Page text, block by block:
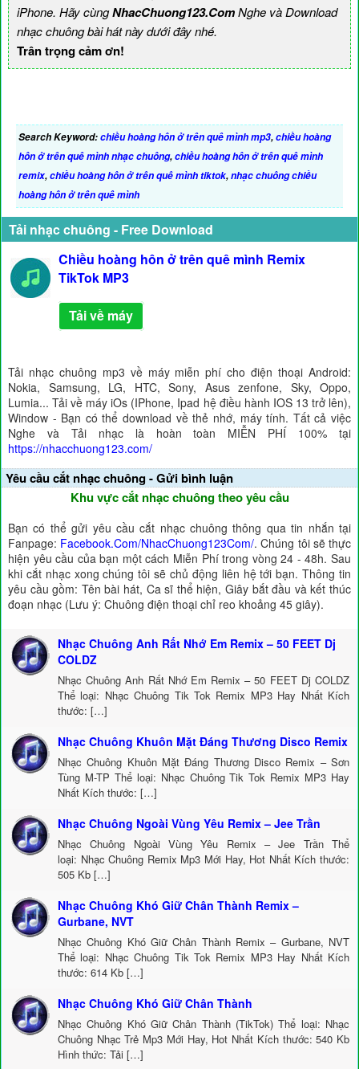
iPhone. Hãy cùngNhacChuong123.ComNghe và Download
nhạc chuông bài hát này dưới đây nhé.
Trân trọng cảm ơn!
Search Keyword:chiều hoàng hôn ở trên quê mình mp3,chiều hoàng
hôn ở trên quê mình nhạc chuông,chiều hoàng hôn ở trên quê mình
remix,chiều hoàng hôn ở trên quê mình tiktok,nhạc chuông chiều
hoàng hôn ở trên quê mình
Tải nhạc chuông - Free Download
Chiều hoàng hôn ở trên quê mình Remix
TikTok MP3
Tải về máy
Tải nhạc chuông mp3 về máy miễn phí cho điện thoại Android:
Nokia, Samsung, LG, HTC, Sony, Asus zenfone, Sky, Oppo,
Lumia... Tải về máy iOs (IPhone, Ipad hệ điều hành IOS 13 trở lên),
Window - Bạn có thể download về thẻ nhớ, máy tính. Tất cả việc
Nghe và Tải nhạc là hoàn toàn MIỄN PHÍ 100% tại
https://nhacchuong123.com/
Yêu cầu cắt nhạc chuông - Gửi bình luận
Khu vực cắt nhạc chuông theo yêu cầu
Bạn có thể gửi yêu cầu cắt nhạc chuông thông qua tin nhắn tại
Fanpage: Facebook.Com/NhacChuong123Com/. Chúng tôi sẽ thực
hiện yêu cầu của bạn một cách Miễn Phí trong vòng 24 - 48h. Sau
khi cắt nhạc xong chúng tôi sẽ chủ động liên hệ tới bạn. Thông tin
yêu cầu gồm: Tên bài hát, Ca sĩ thể hiện, Giây bắt đầu và kết thúc
đoạn nhạc (Lưu ý: Chuông điện thoại chỉ reo khoảng 45 giây).
Nhạc Chuông Anh Rất Nhớ Em Remix – 50 FEET Dj
COLDZ
Nhạc Chuông Anh Rất Nhớ Em Remix – 50 FEET Dj COLDZ
Thể loại: Nhạc Chuông Tik Tok Remix MP3 Hay Nhất Kích
thước: […]
Nhạc Chuông Khuôn Mặt Đáng Thương Disco Remix
Nhạc Chuông Khuôn Mặt Đáng Thương Disco Remix – Sơn
Tùng M-TP Thể loại: Nhạc Chuông Tik Tok Remix MP3 Hay
Nhất Kích thước: […]
Nhạc Chuông Ngoài Vùng Yêu Remix – Jee Trần
Nhạc Chuông Ngoài Vùng Yêu Remix – Jee Trần Thể
loại: Nhạc Chuông Remix Mp3 Mới Hay, Hot Nhất Kích thước:
505 Kb […]
Nhạc Chuông Khó Giữ Chân Thành Remix –
Gurbane, NVT
Nhạc Chuông Khó Giữ Chân Thành Remix – Gurbane, NVT
Thể loại: Nhạc Chuông Tik Tok Remix MP3 Hay Nhất Kích
thước: 614 Kb […]
Nhạc Chuông Khó Giữ Chân Thành
Nhạc Chuông Khó Giữ Chân Thành (TikTok) Thể loại: Nhạc
Chuông Nhạc Trẻ Mp3 Mới Hay, Hot Nhất Kích thước: 540 Kb
Hình thức: Tải […]